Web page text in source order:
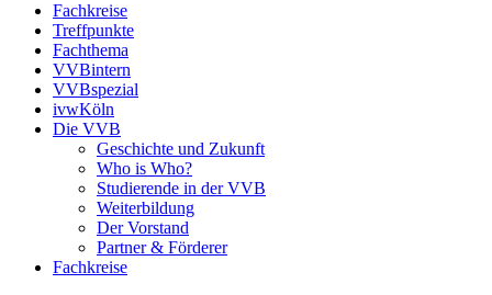
Fachkreise
Treffpunkte
Fachthema
VVBintern
VVBspezial
ivwKöln
Die VVB
Geschichte und Zukunft
Who is Who?
Studierende in der VVB
Weiterbildung
Der Vorstand
Partner & Förderer
Fachkreise